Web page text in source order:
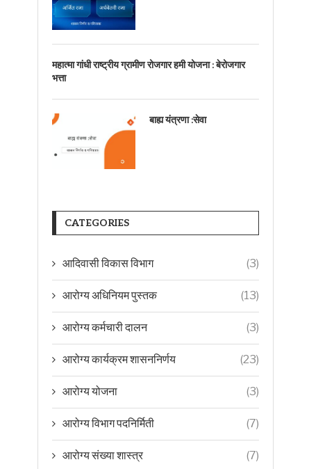
महात्मा गांधी राष्ट्रीय ग्रामीण रोजगार हमी योजना : बेरोजगार
भत्ता
बाह्य यंत्रणा :सेवा
CATEGORIES
आदिवासी विकास विभाग (3)
आरोग्य अधिनियम पुस्तक (13)
आरोग्य कर्मचारी दालन (3)
आरोग्य कार्यक्रम शासननिर्णय (23)
आरोग्य योजना (3)
आरोग्य विभाग पदनिर्मिती (7)
आरोग्य संख्या शास्त्र (7)